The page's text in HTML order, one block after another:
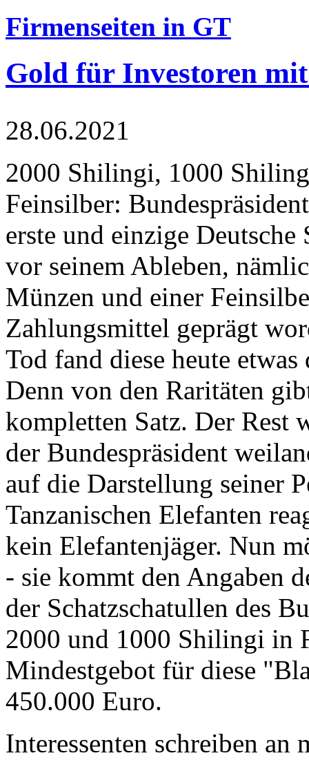
Firmenseiten in GT
Gold für Investoren
28.06.2021
2000 Shilingi, 1000
Feinsilber:
erste und einzige Deutsche
vor seinem Ableben,
Münzen und einer
Zahlungsmittel geprägt
Tod fand diese heute
Denn von den Raritäten
kompletten Satz. Der Rest
der Bundespräsident
auf die Darstellung seiner
Tanzanischen Elefanten
kein Elefantenjäger. Nun
- sie kommt den Angaben
der Schatzschatullen des
2000 und 1000 Shilingi in
Mindestgebot für diese
450.000 Euro.
Interessenten schreiben